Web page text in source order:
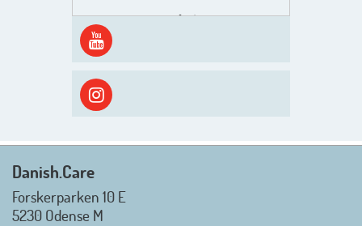
Men inden det går løs med en
spændende og aktivt
efterårsæson, så går turen først
ud i solen, ned til vandet og ind i
skyggen igen. Danish.Care holder
sommerlukket i uge 29 + 30.
Mvh. Anders, Helle og Malthe
Danish.Care
Forskerparken 10 E
5230 Odense M